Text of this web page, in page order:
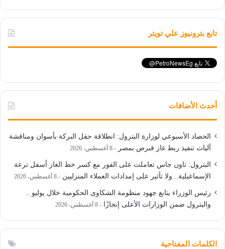
تابع بترونيوز علي تويتر
أحدث الأضافات
الحصاد الأسبوعي لوزارة البترول: انطلاقة حقل البركة بأسوان ومناقشة
آليات تنفيذ ربط غاز قبرص بمصر
8 أغسطس، 2026
البترول: تاون جاس تعاملت على الفور مع كسر خط الغاز أسفل ترعة
الإسماعيلية.. ولا تأثير على إمدادات العملاء المنزليين
8 أغسطس، 2026
رئيس الوزراء يتابع جهود منظومة الشكاوى الحكومية خلال يوليو ..
والبترول ضمن الوزارات الأعلى إنجازًا
8 أغسطس، 2026
الكلمات المفتاحية